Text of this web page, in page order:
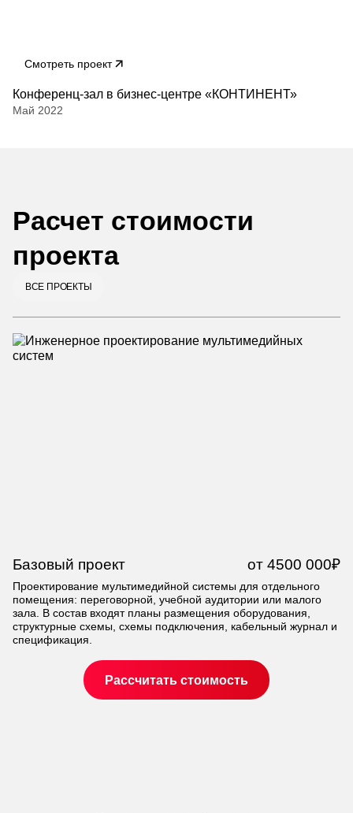
Смотреть проект
Конференц-зал в бизнес-центре «КОНТИНЕНТ»
Май 2022
Расчет стоимости
проекта
ВСЕ ПРОЕКТЫ
Базовый проект от 4500 000₽
Проектирование мультимедийной системы для отдельного
помещения: переговорной, учебной аудитории или малого
зала. В состав входят планы размещения оборудования,
структурные схемы, схемы подключения, кабельный журнал и
спецификация.
Рассчитать стоимость